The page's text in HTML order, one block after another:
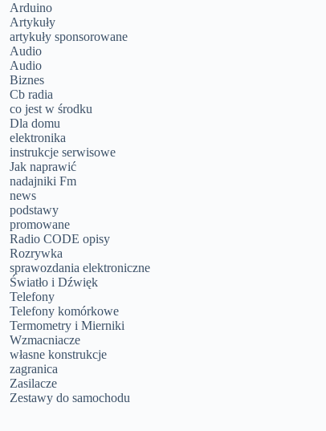
Arduino
Artykuły
artykuły sponsorowane
Audio
Audio
Biznes
Cb radia
co jest w środku
Dla domu
elektronika
instrukcje serwisowe
Jak naprawić
nadajniki Fm
news
podstawy
promowane
Radio CODE opisy
Rozrywka
sprawozdania elektroniczne
Światło i Dźwięk
Telefony
Telefony komórkowe
Termometry i Mierniki
Wzmacniacze
własne konstrukcje
zagranica
Zasilacze
Zestawy do samochodu